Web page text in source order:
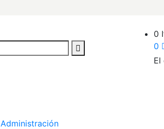
Administración
0
0
El